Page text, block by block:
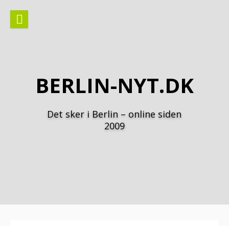
indhold
BERLIN-NYT.DK
Det sker i Berlin – online siden
2009